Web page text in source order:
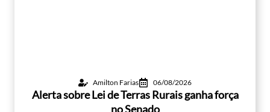
Amilton Farias 06/08/2026
Alerta sobre Lei de Terras Rurais ganha força
no Senado